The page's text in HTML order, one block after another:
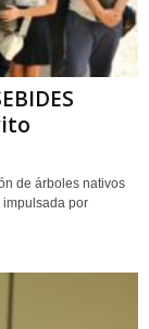
de árboles nativos
impulsada por